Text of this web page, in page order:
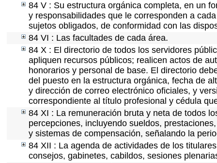
84 V : Su estructura orgánica completa, en un
y responsabilidades que le corresponden a
sujetos obligados, de conformidad con las
84 VI : Las facultades de cada área.
84 X : El directorio de todos los servidores
apliquen recursos públicos; realicen actos de
honorarios y personal de base. El directorio
del puesto en la estructura orgánica, fecha de
y dirección de correo electrónico oficiales, y
correspondiente al título profesional y cédula
84 XI : La remuneración bruta y neta de todos
percepciones, incluyendo sueldos,
y sistemas de compensación, señalando la
84 XII : La agenda de actividades de los
consejos, gabinetes, cabildos, sesiones